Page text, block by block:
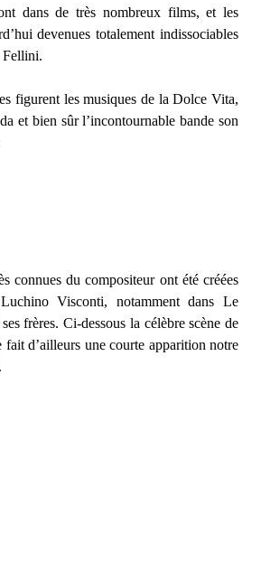
dans de très nombreux films, et les
devenues totalement indissociables
Fellini.
figurent les musiques de la Dolce Vita,
et bien sûr l’incontournable bande son
connues du compositeur ont été créées
Visconti, notamment dans Le
frères. Ci-dessous la célèbre scène de
fait d’ailleurs une courte apparition notre